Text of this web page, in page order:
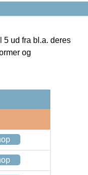
5 ud fra bl.a. deres
og